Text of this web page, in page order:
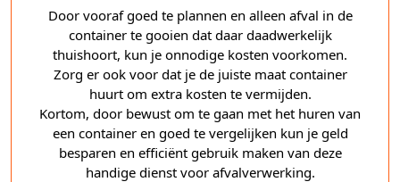
Door vooraf goed te plannen en alleen afval in de
container te gooien dat daar daadwerkelijk
thuishoort, kun je onnodige kosten voorkomen.
Zorg er ook voor dat je de juiste maat container
huurt om extra kosten te vermijden.
Kortom, door bewust om te gaan met het huren van
een container en goed te vergelijken kun je geld
besparen en efficiënt gebruik maken van deze
handige dienst voor afvalverwerking.